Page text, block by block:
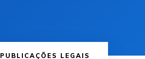
PUBLICAÇÕES LEGAIS